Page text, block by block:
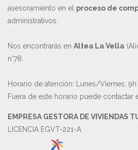
asesoramiento en el proceso de
administrativos.
Nos encontrarás en Altea La Vella
n°78.
Horario de atención: Lunes/Viernes: 9h
Fuera de este horario puede contactar
EMPRESA GESTORA DE VIVIENDAS
LICENCIA EGVT-221-A